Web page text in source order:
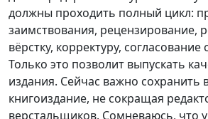
должны проходить полный цикл:
заимствования, рецензирование,
вёрстку, корректуру, согласование
Только это позволит выпускать
издания. Сейчас важно сохранить
книгоиздание, не сокращая
верстальщиков. Сомневаюсь, что